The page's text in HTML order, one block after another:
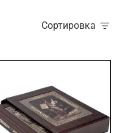
Сортировка